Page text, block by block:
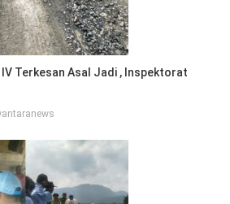
Terkesan Asal Jadi , Inspektorat